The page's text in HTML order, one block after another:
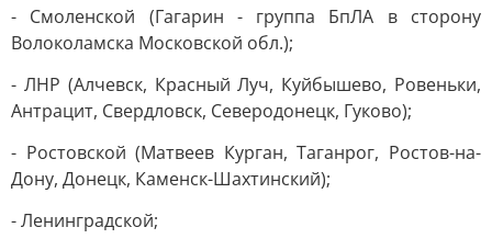
- Смоленской (Гагарин - группа БпЛА в сторону
Волоколамска Московской обл.);
- ЛНР (Алчевск, Красный Луч, Куйбышево, Ровеньки,
Антрацит, Свердловск, Северодонецк, Гуково);
- Ростовской (Матвеев Курган, Таганрог, Ростов-на-
Дону, Донецк, Каменск-Шахтинский);
- Ленинградской;